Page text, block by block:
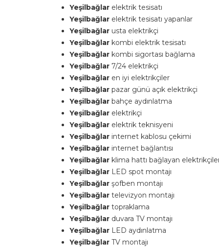
Yeşilbağlar elektrik tesisatı
Yeşilbağlar elektrik tesisatı yapanlar
Yeşilbağlar usta elektrikçi
Yeşilbağlar kombi elektrik tesisatı
Yeşilbağlar kombi sigortası bağlama
Yeşilbağlar 7/24 elektrikçi
Yeşilbağlar en iyi elektrikçiler
Yeşilbağlar pazar günü açık elektrikçi
Yeşilbağlar bahçe aydınlatma
Yeşilbağlar elektrikçi
Yeşilbağlar elektrik teknisyeni
Yeşilbağlar internet kablosu çekimi
Yeşilbağlar internet bağlantısı
Yeşilbağlar klima hattı bağlayan
Yeşilbağlar LED spot montajı
Yeşilbağlar şofben montajı
Yeşilbağlar televizyon montajı
Yeşilbağlar topraklama
Yeşilbağlar duvara TV montajı
Yeşilbağlar LED aydınlatma
Yeşilbağlar TV montajı